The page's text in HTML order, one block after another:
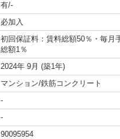
有/-
必加入
初回保証料：賃料総額50％・毎月
総額1％
2024年 9月 (築1年)
マンション/鉄筋コンクリート
-
-
90095954